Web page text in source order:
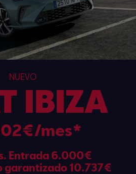
NUEVO
IBIZA
mes*
Entrada 6.000€
garantizado 10.737€